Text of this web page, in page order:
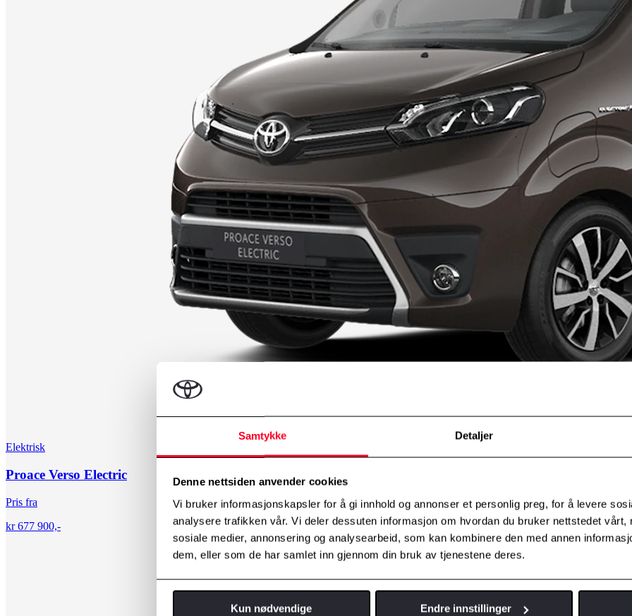
Samtykke Detaljer
Denne nettsiden anvender cookies
Vi bruker informasjonskapsler for å gi innhold og annonser et personlig preg, for å levere
analysere trafikken vår. Vi deler dessuten informasjon om hvordan du bruker nettstedet vårt,
sosiale medier, annonsering og analysearbeid, som kan kombinere den med annen
dem, eller som de har samlet inn gjennom din bruk av tjenestene deres.
Kun nødvendige Endre innstillinger
Elektrisk
Proace Verso Electric
Pris fra
kr 677 900,-